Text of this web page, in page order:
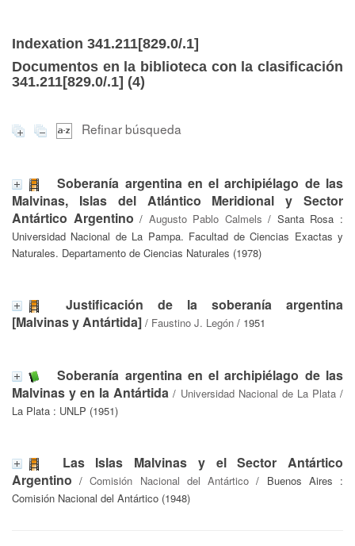
Indexation 341.211[829.0/.1]
Documentos en la biblioteca con la clasificación
341.211[829.0/.1] (4)
Refinar búsqueda
Soberanía argentina en el archipiélago de las
Malvinas, Islas del Atlántico Meridional y Sector
Antártico Argentino / Augusto Pablo Calmels / Santa Rosa :
Universidad Nacional de La Pampa. Facultad de Ciencias Exactas y
Naturales. Departamento de Ciencias Naturales (1978)
Justificación de la soberanía argentina
[Malvinas y Antártida] / Faustino J. Legón / 1951
Soberanía argentina en el archipiélago de las
Malvinas y en la Antártida / Universidad Nacional de La Plata/
La Plata : UNLP (1951)
Las Islas Malvinas y el Sector Antártico
Argentino /Comisión Nacional del Antártico / Buenos Aires :
Comisión Nacional del Antártico (1948)